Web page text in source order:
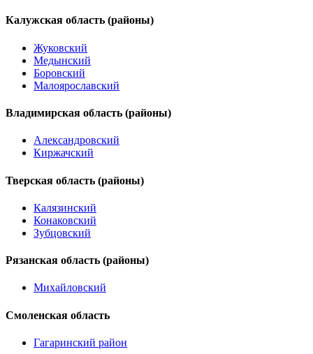
Калужская область (районы)
Жуковский
Медынский
Боровский
Малоярославский
Владимирская область (районы)
Александровский
Киржачский
Тверская область (районы)
Калязинский
Конаковский
Зубцовский
Рязанская область (районы)
Михайловский
Смоленская область
Гагаринский район